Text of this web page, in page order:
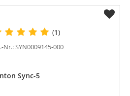
(1)
Nr.: SYN0009145-000
Sync-5